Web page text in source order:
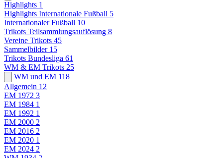
Highlights 1
Highlights Internationale Fußball 5
Internationaler Fußball 10
Trikots Teilsammlungsauflösung 8
Vereine Trikots 45
Sammelbilder 15
Trikots Bundesliga 61
WM & EM Trikots 25
WM und EM 118
Allgemein 12
EM 1972 3
EM 1984 1
EM 1992 1
EM 2000 2
EM 2016 2
EM 2020 1
EM 2024 2